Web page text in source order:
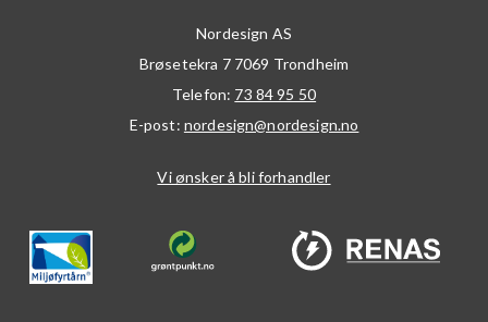
Nordesign AS
Brøsetekra 7 7069 Trondheim
Telefon: 73 84 95 50
E-post: nordesign@nordesign.no
Vi ønsker å bli forhandler